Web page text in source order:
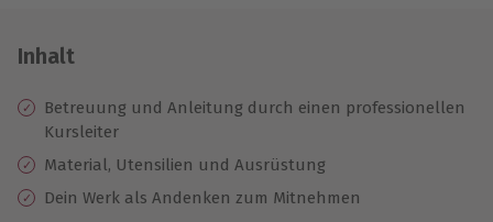
3 Jahre gültig & verlängerbar.
Inhalt
Betreuung und Anleitung durch einen professionellen
Kursleiter
Material, Utensilien und Ausrüstung
Dein Werk als Andenken zum Mitnehmen